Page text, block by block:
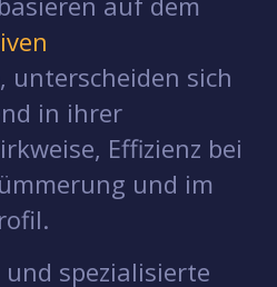
, unterscheiden sich
in ihrer
Effizienz bei
und im
und spezialisierte